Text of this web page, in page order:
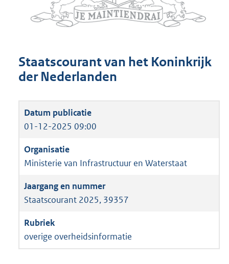
Staatscourant van het Koninkrijk
der Nederlanden
01-12-2025 09:00
Ministerie van Infrastructuur en Waterstaat
Staatscourant 2025, 39357
overige overheidsinformatie